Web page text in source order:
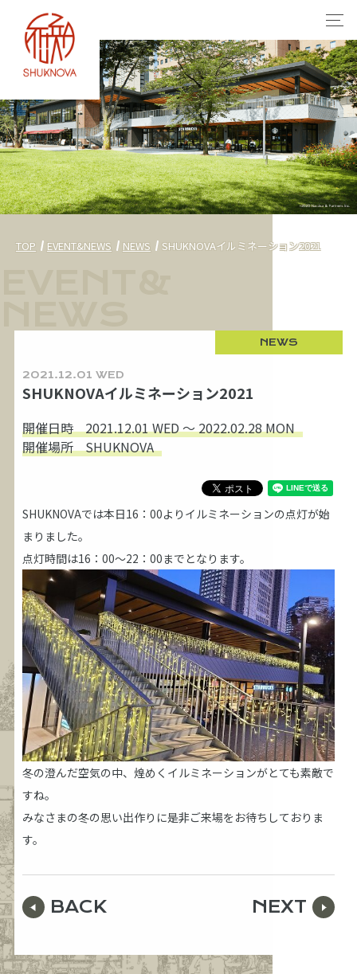
TOP EVENT&NEWS NEWS SHUKNOVAイルミネーション2021
NEWS
2021.12.01 WED
SHUKNOVAイルミネーション2021
開催日時
2021.12.01 WED ～ 2022.02.28 MON
開催場所
SHUKNOVA
SHUKNOVAでは本日16：00よりイルミネーションの点灯が始
まりました。
点灯時間は16：00～22：00までとなります。
冬の澄んだ空気の中、煌めくイルミネーションがとても素敵で
すね。
みなさまの冬の思い出作りに是非ご来場をお待ちしておりま
す。
BACK NEXT